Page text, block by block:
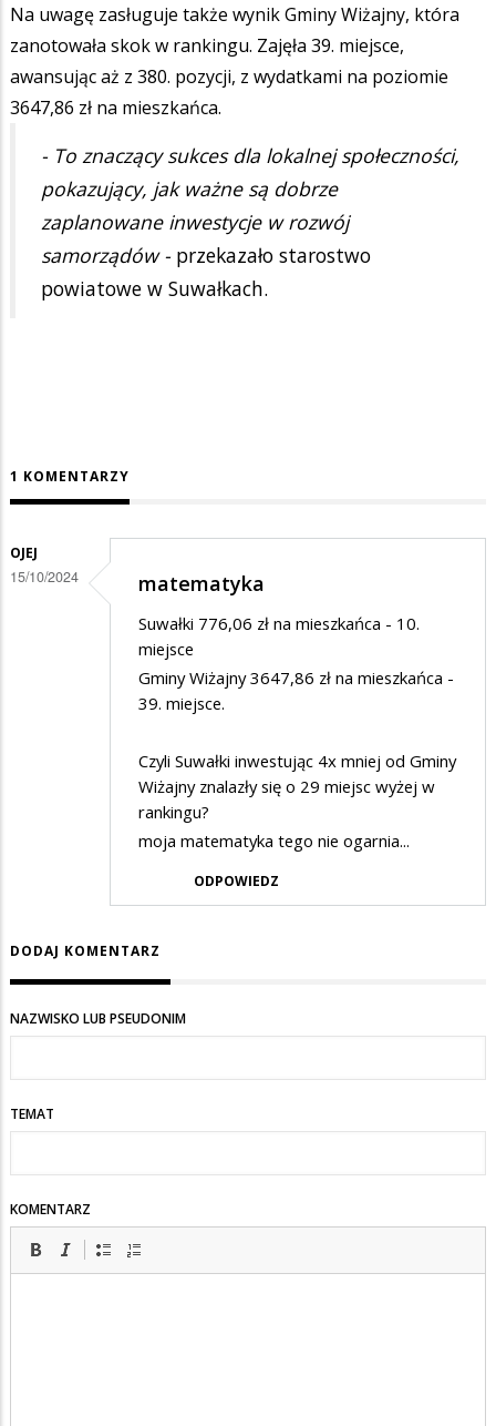
Na uwagę zasługuje także wynik Gminy Wiżajny, która
zanotowała skok w rankingu. Zajęła 39. miejsce,
awansując aż z 380. pozycji, z wydatkami na poziomie
3647,86 zł na mieszkańca.
- To znaczący sukces dla lokalnej społeczności,
pokazujący, jak ważne są dobrze
zaplanowane inwestycje w rozwój
samorządów - przekazało starostwo
powiatowe w Suwałkach.
1 KOMENTARZY
OJEJ
15/10/2024 matematyka
Suwałki 776,06 zł na mieszkańca - 10.
miejsce
Gminy Wiżajny 3647,86 zł na mieszkańca -
39. miejsce.
Czyli Suwałki inwestując 4x mniej od Gminy
Wiżajny znalazły się o 29 miejsc wyżej w
rankingu?
moja matematyka tego nie ogarnia...
ODPOWIEDZ
DODAJ KOMENTARZ
NAZWISKO LUB PSEUDONIM
TEMAT
KOMENTARZ